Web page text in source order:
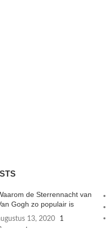
de Sterrennacht van
Gogh zo populair is
13, 2020
1